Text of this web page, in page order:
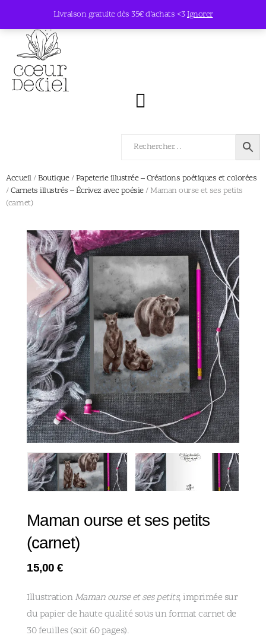
Livraison gratuite dès 35€ d’achats <3Ignorer
Accueil/Boutique/Papeterie illustrée – Créations poétiques et colorées
/Carnets illustrés – Écrivez avec poésie/ Maman ourse et ses petits
(carnet)
Maman ourse et ses petits
(carnet)
15,00 €
IllustrationMaman ourse et ses petits, imprimée sur
du papier de haute qualité sous un format carnet de
30 feuilles (soit 60 pages).